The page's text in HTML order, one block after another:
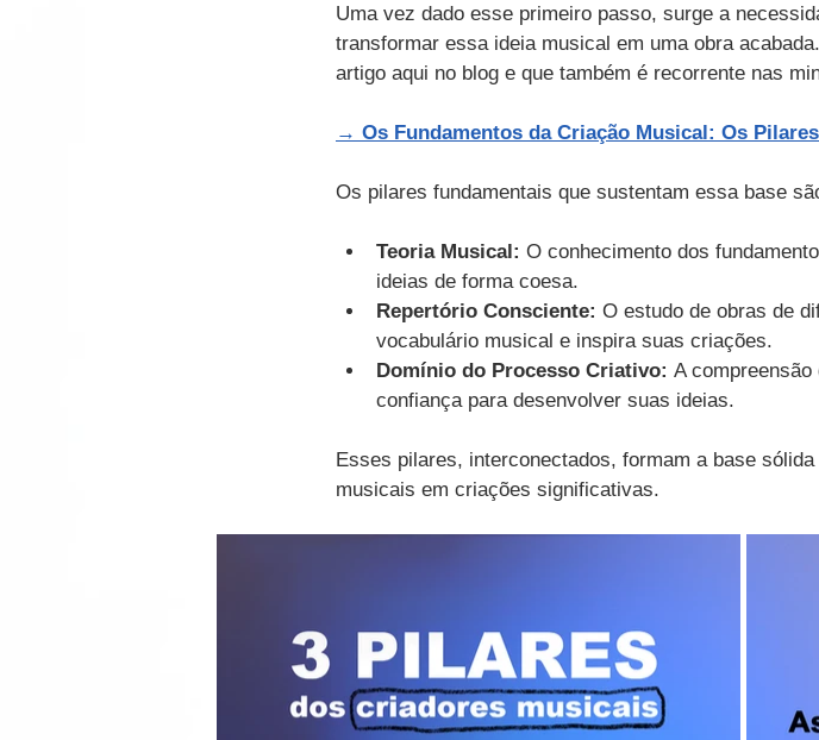
Uma vez dado esse primeiro passo, surge a
transformar essa ideia musical em uma obra
artigo aqui no blog e que também é recorrente nas
→ Os Fundamentos da Criação Musical: Os
Os pilares fundamentais que sustentam essa base
Teoria Musical: O conhecimento dos
ideias de forma coesa.
Repertório Consciente: O estudo de obras de
vocabulário musical e inspira suas criações.
Domínio do Processo Criativo: A
confiança para desenvolver suas ideias.
Esses pilares, interconectados, formam a base
musicais em criações significativas.